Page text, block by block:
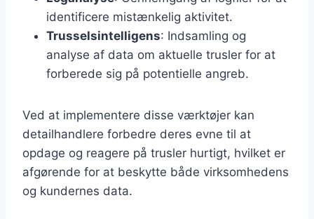
identificere mistænkelig aktivitet.
Trusselsintelligens: Indsamling og
analyse af data om aktuelle trusler for at
forberede sig på potentielle angreb.
Ved at implementere disse værktøjer kan
detailhandlere forbedre deres evne til at
opdage og reagere på trusler hurtigt, hvilket er
afgørende for at beskytte både virksomhedens
og kundernes data.